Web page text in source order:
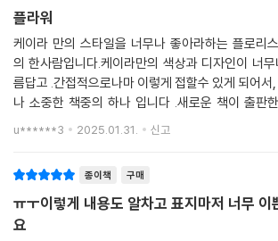
플라워
케이라 만의 스타일을 너무나 좋아라하는 플로리
의 한사람입니다.케이라만의 색상과 디자인이 너
름답고 .간접적으로나마 이렇게 접할수 있게 되어서
나 소중한 책중의 하나 입니다 .새로운 책이 출판
해서 너무나 기대했는데.. 이렇게 구매할수 있어서 너무나
u******3 2025.01.31. 신고
종이책 구매
ㅠㅜ이렇게 내용도 알차고 표지마저 너무 이
요